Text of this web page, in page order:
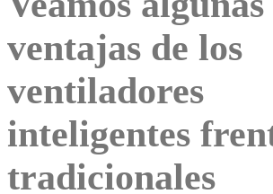
ventajas de los
ventiladores
inteligentes
tradicionales